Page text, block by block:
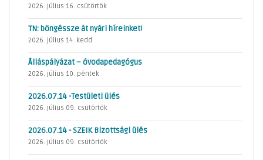
2026. július 16. csütörtök
TN: böngéssze át nyári híreinket!
2026. július 14. kedd
Álláspályázat – óvodapedagógus
2026. július 10. péntek
2026.07.14 -Testületi ülés
2026. július 09. csütörtök
2026.07.14 - SZEIK Bizottsági ülés
2026. július 09. csütörtök